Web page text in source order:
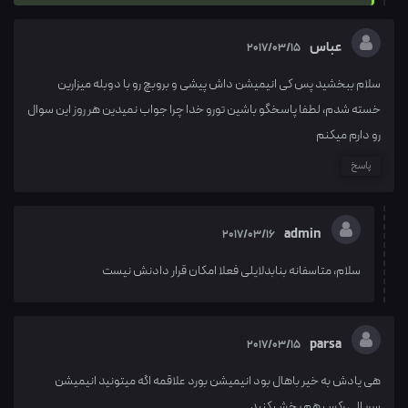
عباس 2017/03/15
سلام ببخشید پس کی انیمیشن داش پیشی و بروبچ رو با دوبله میزارین
خسته شدم، لطفا پاسخگو باشین تورو خدا چرا جواب نمیدین هر روز این سوال
رو دارم میکنم
پاسخ
admin
2017/03/16
سلام، متاسفانه بنابدلایلی فعلا امکان قرار دادنش نیست
parsa
2017/03/15
هی یادش به خیر باهال بود انیمیشن بورد علاقمه اگه میتونید انیمیشن